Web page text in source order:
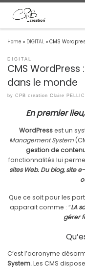
Home » DIGITAL » CMS
DIGITAL
CMS
dans le monde
by CPB creation Claire
En premier
WordPressest un
Management System
gestion de
fonctionnalités lui
sites Web. Du blog, site
Que ce soit pour les
apparait comme : “LA
gérer
C’est l’acronyme
System.Les CMS